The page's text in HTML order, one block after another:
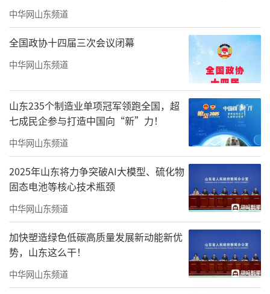
中华网山东频道
全国政协十四届三次会议闭幕
中华网山东频道
山东235个制造业单项冠军领跑全国，超
七成民企参与打造中国向“新”力！
中华网山东频道
2025年山东将力争突破AI大模型、硫化物
固态电池等核心技术瓶颈
中华网山东频道
加快塑造绿色低碳高质量发展新动能新优
势，山东这么干！
中华网山东频道